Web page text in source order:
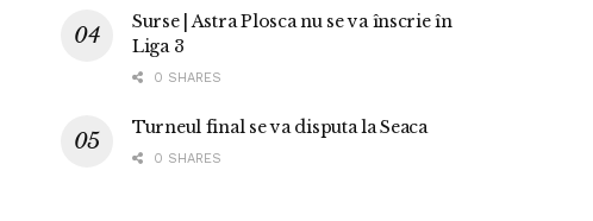
Surse | Astra Plosca nu se va înscrie în
Liga 3
0 SHARES
Turneul final se va disputa la Seaca
0 SHARES